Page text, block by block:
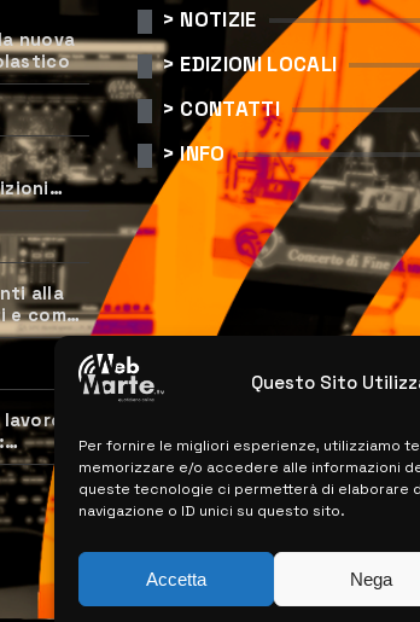
Questo Sito
Per fornire le migliori esperienze, utilizziamo
memorizzare e/o accedere alle informazioni
queste tecnologie ci permetterà di elaborare
navigazione o ID unici su questo sito.
Accetta Nega
nuova
alla
e come
> NOTIZIE
> EDIZIONI LOCALI
> CONTATTI
> INFO